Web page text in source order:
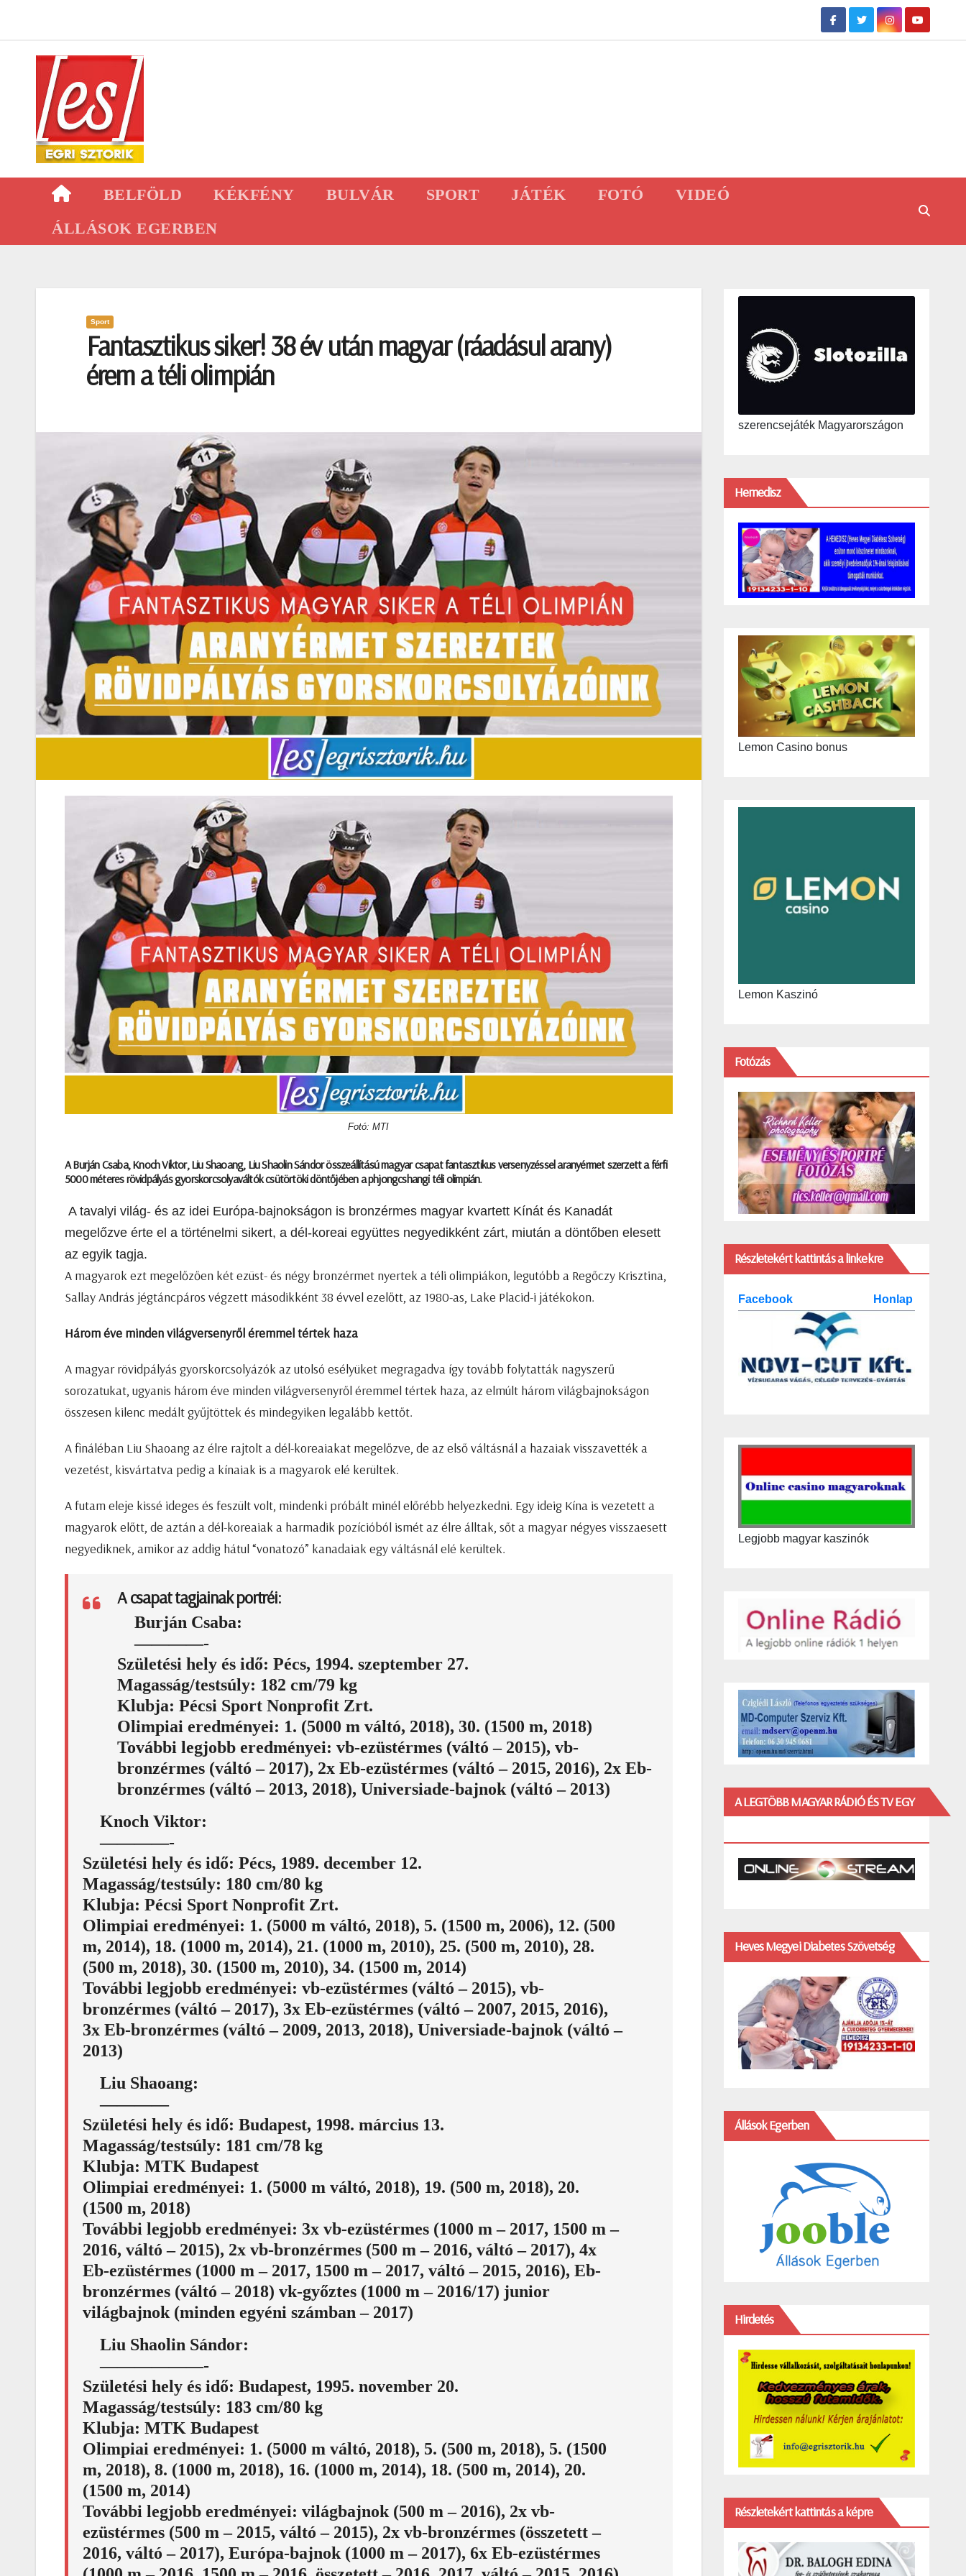
content
BELFÖLD KÉKFÉNY BULVÁR SPORT JÁTÉK FOTÓ
VIDEÓ
ÁLLÁSOK EGERBEN
Sport
Fantasztikus siker! 38 év után magyar (ráadásul arany)
érem a téli olimpián
Fotó: MTI
A Burján Csaba, Knoch Viktor, Liu Shaoang, Liu Shaolin Sándor összeállítású magyar csapat fantasztikus versenyzéssel aranyérmet szerzett a férfi
5000 méteres rövidpályás gyorskorcsolyaváltók csütörtöki döntőjében a phjongcshangi téli olimpián.
A tavalyi világ- és az idei Európa-bajnokságon is bronzérmes magyar kvartett Kínát és Kanadát
megelőzve érte el a történelmi sikert, a dél-koreai együttes negyedikként zárt, miután a döntőben elesett
az egyik tagja.
A magyarok ezt megelőzően két ezüst- és négy bronzérmet nyertek a téli olimpiákon, legutóbb a Regőczy Krisztina,
Sallay András jégtáncpáros végzett másodikként 38 évvel ezelőtt, az 1980-as, Lake Placid-i játékokon.
Három éve minden világversenyről éremmel tértek haza
A magyar rövidpályás gyorskorcsolyázók az utolsó esélyüket megragadva így tovább folytatták nagyszerű
sorozatukat, ugyanis három éve minden világversenyről éremmel tértek haza, az elmúlt három világbajnokságon
összesen kilenc medált gyűjtöttek és mindegyiken legalább kettőt.
A fináléban Liu Shaoang az élre rajtolt a dél-koreaiakat megelőzve, de az első váltásnál a hazaiak visszavették a
vezetést, kisvártatva pedig a kínaiak is a magyarok elé kerültek.
A futam eleje kissé ideges és feszült volt, mindenki próbált minél előrébb helyezkedni. Egy ideig Kína is vezetett a
magyarok előtt, de aztán a dél-koreaiak a harmadik pozícióból ismét az élre álltak, sőt a magyar négyes visszaesett
negyediknek, amikor az addig hátul “vonatozó” kanadaiak egy váltásnál elé kerültek.
A csapat tagjainak portréi:
Burján Csaba:
————-
Születési hely és idő: Pécs, 1994. szeptember 27.
Magasság/testsúly: 182 cm/79 kg
Klubja: Pécsi Sport Nonprofit Zrt.
Olimpiai eredményei: 1. (5000 m váltó, 2018), 30. (1500 m, 2018)
További legjobb eredményei: vb-ezüstérmes (váltó – 2015), vb-
bronzérmes (váltó – 2017), 2x Eb-ezüstérmes (váltó – 2015, 2016), 2x Eb-
bronzérmes (váltó – 2013, 2018), Universiade-bajnok (váltó – 2013)
Knoch Viktor:
————-
Születési hely és idő: Pécs, 1989. december 12.
Magasság/testsúly: 180 cm/80 kg
Klubja: Pécsi Sport Nonprofit Zrt.
Olimpiai eredményei: 1. (5000 m váltó, 2018), 5. (1500 m, 2006), 12. (500
m, 2014), 18. (1000 m, 2014), 21. (1000 m, 2010), 25. (500 m, 2010), 28.
(500 m, 2018), 30. (1500 m, 2010), 34. (1500 m, 2014)
További legjobb eredményei: vb-ezüstérmes (váltó – 2015), vb-
bronzérmes (váltó – 2017), 3x Eb-ezüstérmes (váltó – 2007, 2015, 2016),
3x Eb-bronzérmes (váltó – 2009, 2013, 2018), Universiade-bajnok (váltó –
2013)
Liu Shaoang:
————
Születési hely és idő: Budapest, 1998. március 13.
Magasság/testsúly: 181 cm/78 kg
Klubja: MTK Budapest
Olimpiai eredményei: 1. (5000 m váltó, 2018), 19. (500 m, 2018), 20.
(1500 m, 2018)
További legjobb eredményei: 3x vb-ezüstérmes (1000 m – 2017, 1500 m –
2016, váltó – 2015), 2x vb-bronzérmes (500 m – 2016, váltó – 2017), 4x
Eb-ezüstérmes (1000 m – 2017, 1500 m – 2017, váltó – 2015, 2016), Eb-
bronzérmes (váltó – 2018) vk-győztes (1000 m – 2016/17) junior
világbajnok (minden egyéni számban – 2017)
Liu Shaolin Sándor:
——————-
Születési hely és idő: Budapest, 1995. november 20.
Magasság/testsúly: 183 cm/80 kg
Klubja: MTK Budapest
Olimpiai eredményei: 1. (5000 m váltó, 2018), 5. (500 m, 2018), 5. (1500
m, 2018), 8. (1000 m, 2018), 16. (1000 m, 2014), 18. (500 m, 2014), 20.
(1500 m, 2014)
További legjobb eredményei: világbajnok (500 m – 2016), 2x vb-
ezüstérmes (500 m – 2015, váltó – 2015), 2x vb-bronzérmes (összetett –
2016, váltó – 2017), Európa-bajnok (1000 m – 2017), 6x Eb-ezüstérmes
szerencsejáték Magyarországon
Hemedisz
Lemon Casino bonus
Lemon Kaszinó
Fotózás
Részletekért kattintás a linkekre
Facebook Honlap
Legjobb magyar kaszinók
A LEGTÖBB MAGYAR RÁDIÓ ÉS TV EGY
Heves Megyei Diabetes Szövetség
Állások Egerben
Hirdetés
Részletekért kattintás a képre